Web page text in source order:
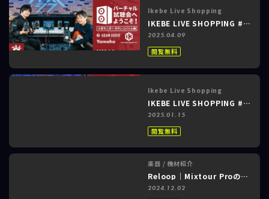
Ikebe Live Shopping
IKEBE LIVE SHOPPING #123 パワーレック ～バーチャル試聴会へようこそ！小型モニターガチンコバトル編～
2025.04.09
閲覧無料
Ikebe Live Shopping
IKEBE LIVE SHOPPING #104 パワーレック ～Native Instruments｜付属音源での制作を卒業するなら“世界業界標準”のKompleteで決まり！～
2025.01.15
閲覧無料
楽器 / 機材紹介
Reloop｜Mixtour Proの使い方を徹底解説！【djay Proアプリ対応DJコントローラー】
2024.12.02